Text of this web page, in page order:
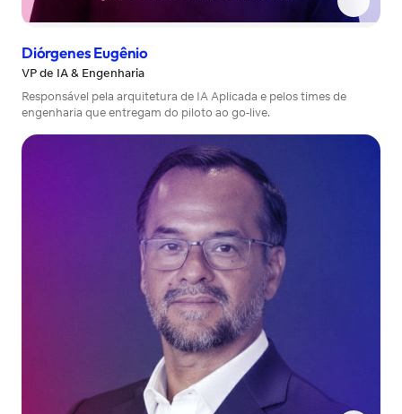
Diórgenes Eugênio
VP de IA & Engenharia
Responsável pela arquitetura de IA Aplicada e pelos times de
engenharia que entregam do piloto ao go-live.